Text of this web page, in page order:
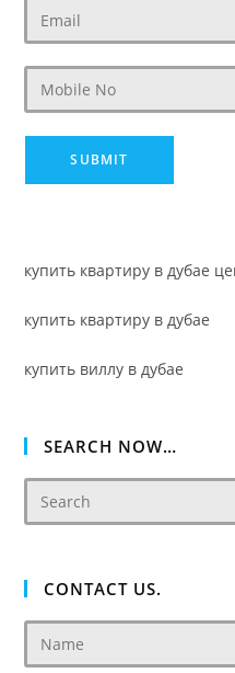
купить квартиру в дубае
купить квартиру в дубае
купить виллу в дубае
SEARCH NOW…
CONTACT US.